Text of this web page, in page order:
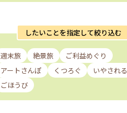
したいことを指定して絞り込む
週末旅 絶景旅
ご利益めぐり
アートさんぽ
くつろぐ
いやされる
ごほうび